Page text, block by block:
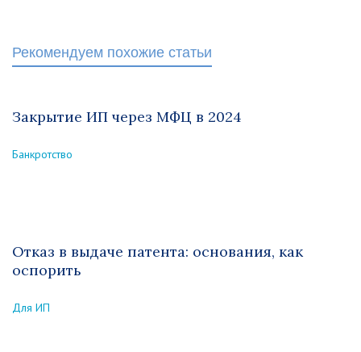
Рекомендуем похожие статьи
Закрытие ИП через МФЦ в 2024
Банкротство
Отказ в выдаче патента: основания, как
оспорить
Для ИП